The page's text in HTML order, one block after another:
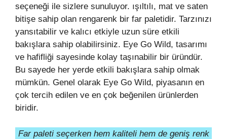
seçeneği ile sizlere sunuluyor. ışıltılı, mat ve saten
bitişe sahip olan rengarenk bir far paletidir. Tarzınızı
yansıtabilir ve kalıcı etkiyle uzun süre etkili
bakışlara sahip olabilirsiniz. Eye Go Wild, tasarımı
ve hafifliği sayesinde kolay taşınabilir bir üründür.
Bu sayede her yerde etkili bakışlara sahip olmak
mümkün. Genel olarak Eye Go Wild, piyasanın en
çok tercih edilen ve en çok beğenilen ürünlerden
biridir.
Far paleti seçerken hem kaliteli hem de geniş renk